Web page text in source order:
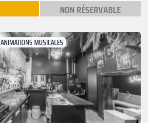
NON RÉSERVABLE
ANIMATIONS MUSICALES
Suivant